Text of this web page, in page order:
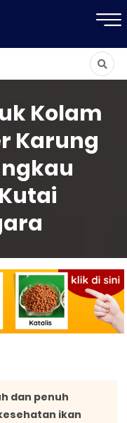
Kolam
Karung
dan penuh
ikan